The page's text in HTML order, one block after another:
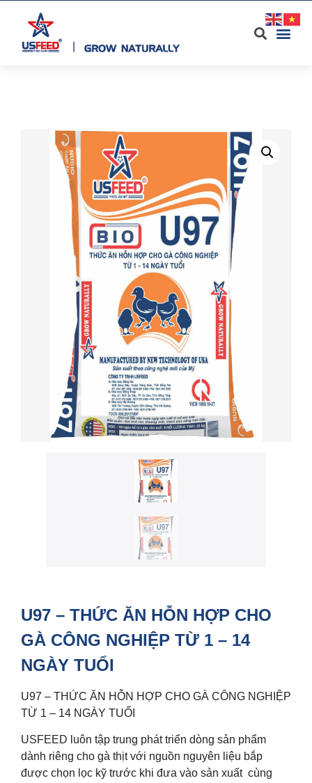
U97 – THỨC ĂN HỖN HỢP CHO
GÀ CÔNG NGHIỆP TỪ 1 – 14
NGÀY TUỔI
U97 – THỨC ĂN HỖN HỢP CHO GÀ CÔNG NGHIỆP
TỪ 1 – 14 NGÀY TUỔI
USFEED luôn tập trung phát triển dòng sản phẩm
dành riêng cho gà thịt với nguồn nguyên liệu bắp
được chọn lọc kỹ trước khi đưa vào sản xuất cùng